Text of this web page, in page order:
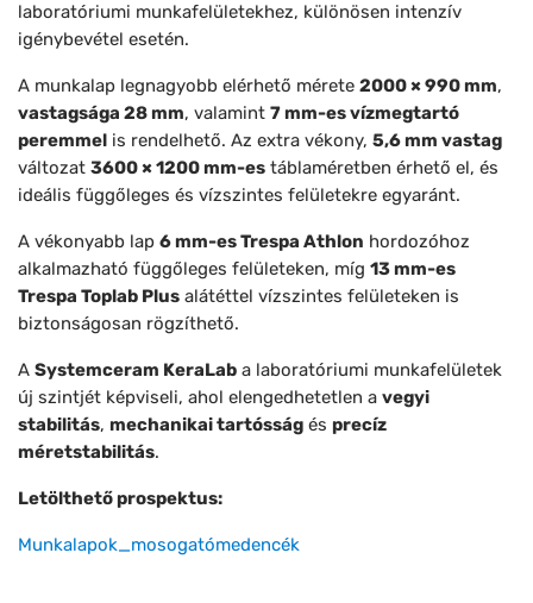
laboratóriumi munkafelületekhez, különösen intenzív
igénybevétel esetén.
A munkalap legnagyobb elérhető mérete 2000 × 990 mm,
vastagsága 28 mm, valamint 7 mm-es vízmegtartó
peremmel is rendelhető. Az extra vékony, 5,6 mm vastag
változat 3600 × 1200 mm-es táblaméretben érhető el, és
ideális függőleges és vízszintes felületekre egyaránt.
A vékonyabb lap 6 mm-es Trespa Athlon hordozóhoz
alkalmazható függőleges felületeken, míg 13 mm-es
Trespa Toplab Plus alátéttel vízszintes felületeken is
biztonságosan rögzíthető.
A Systemceram KeraLab a laboratóriumi munkafelületek
új szintjét képviseli, ahol elengedhetetlen a vegyi
stabilitás, mechanikai tartósság és precíz
méretstabilitás.
Letölthető prospektus:
Munkalapok_mosogatómedencék